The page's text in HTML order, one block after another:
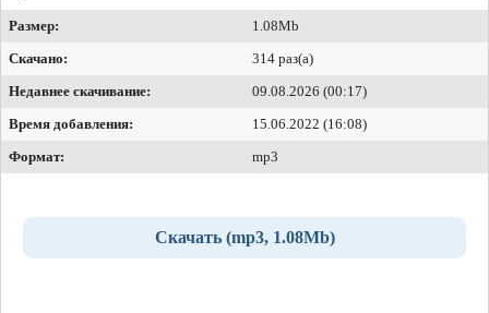
Размер:
1.08Mb
Скачано:
314 раз(а)
Недавнее скачивание:
09.08.2026 (00:17)
Время добавления:
15.06.2022 (16:08)
Формат:
mp3
Скачать (mp3, 1.08Mb)